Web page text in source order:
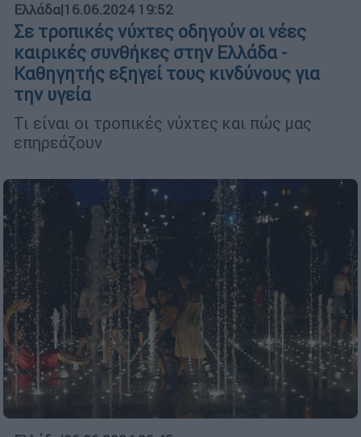
Ελλάδα|16.06.2024 19:52
Σε τροπικές νύχτες οδηγούν οι νέες
καιρικές συνθήκες στην Ελλάδα -
Καθηγητής εξηγεί τους κινδύνους για
την υγεία
Τι είναι οι τροπικές νύχτες και πώς μας
επηρεάζουν